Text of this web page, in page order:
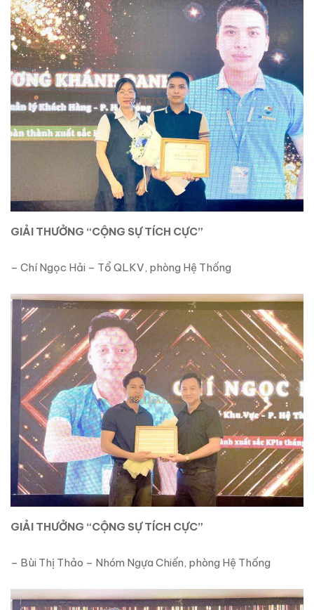
GIẢI THƯỞNG “CỘNG SỰ TÍCH CỰC”
– Chí Ngọc Hải – Tổ QLKV, phòng Hệ Thống
GIẢI THƯỞNG “CỘNG SỰ TÍCH CỰC”
– Bùi Thị Thảo – Nhóm Ngựa Chiến, phòng Hệ Thống